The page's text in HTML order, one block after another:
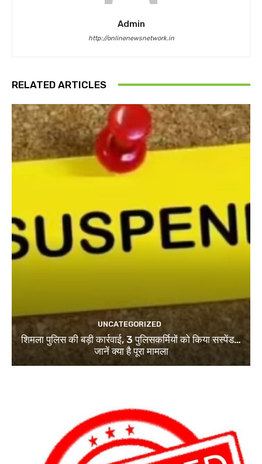
Admin
http://onlinenewsnetwork.in
RELATED ARTICLES
UNCATEGORIZED
शिमला पुलिस की बड़ी कार्रवाई, 3 पुलिसकर्मियों को किया सस्पेंड…
जानें क्या है पूरा मामला